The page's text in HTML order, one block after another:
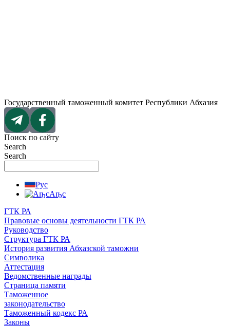
Государственный таможенный комитет Республики Абхазия
Поиск по сайту
Search
Search
Рус
Аҧс
ГТК РА
Правовые основы деятельности ГТК РА
Руководство
Структура ГТК РА
История развития Абхазской таможни
Символика
Аттестация
Ведомственные награды
Страница памяти
Таможенное
законодательство
Таможенный кодекс РА
Законы